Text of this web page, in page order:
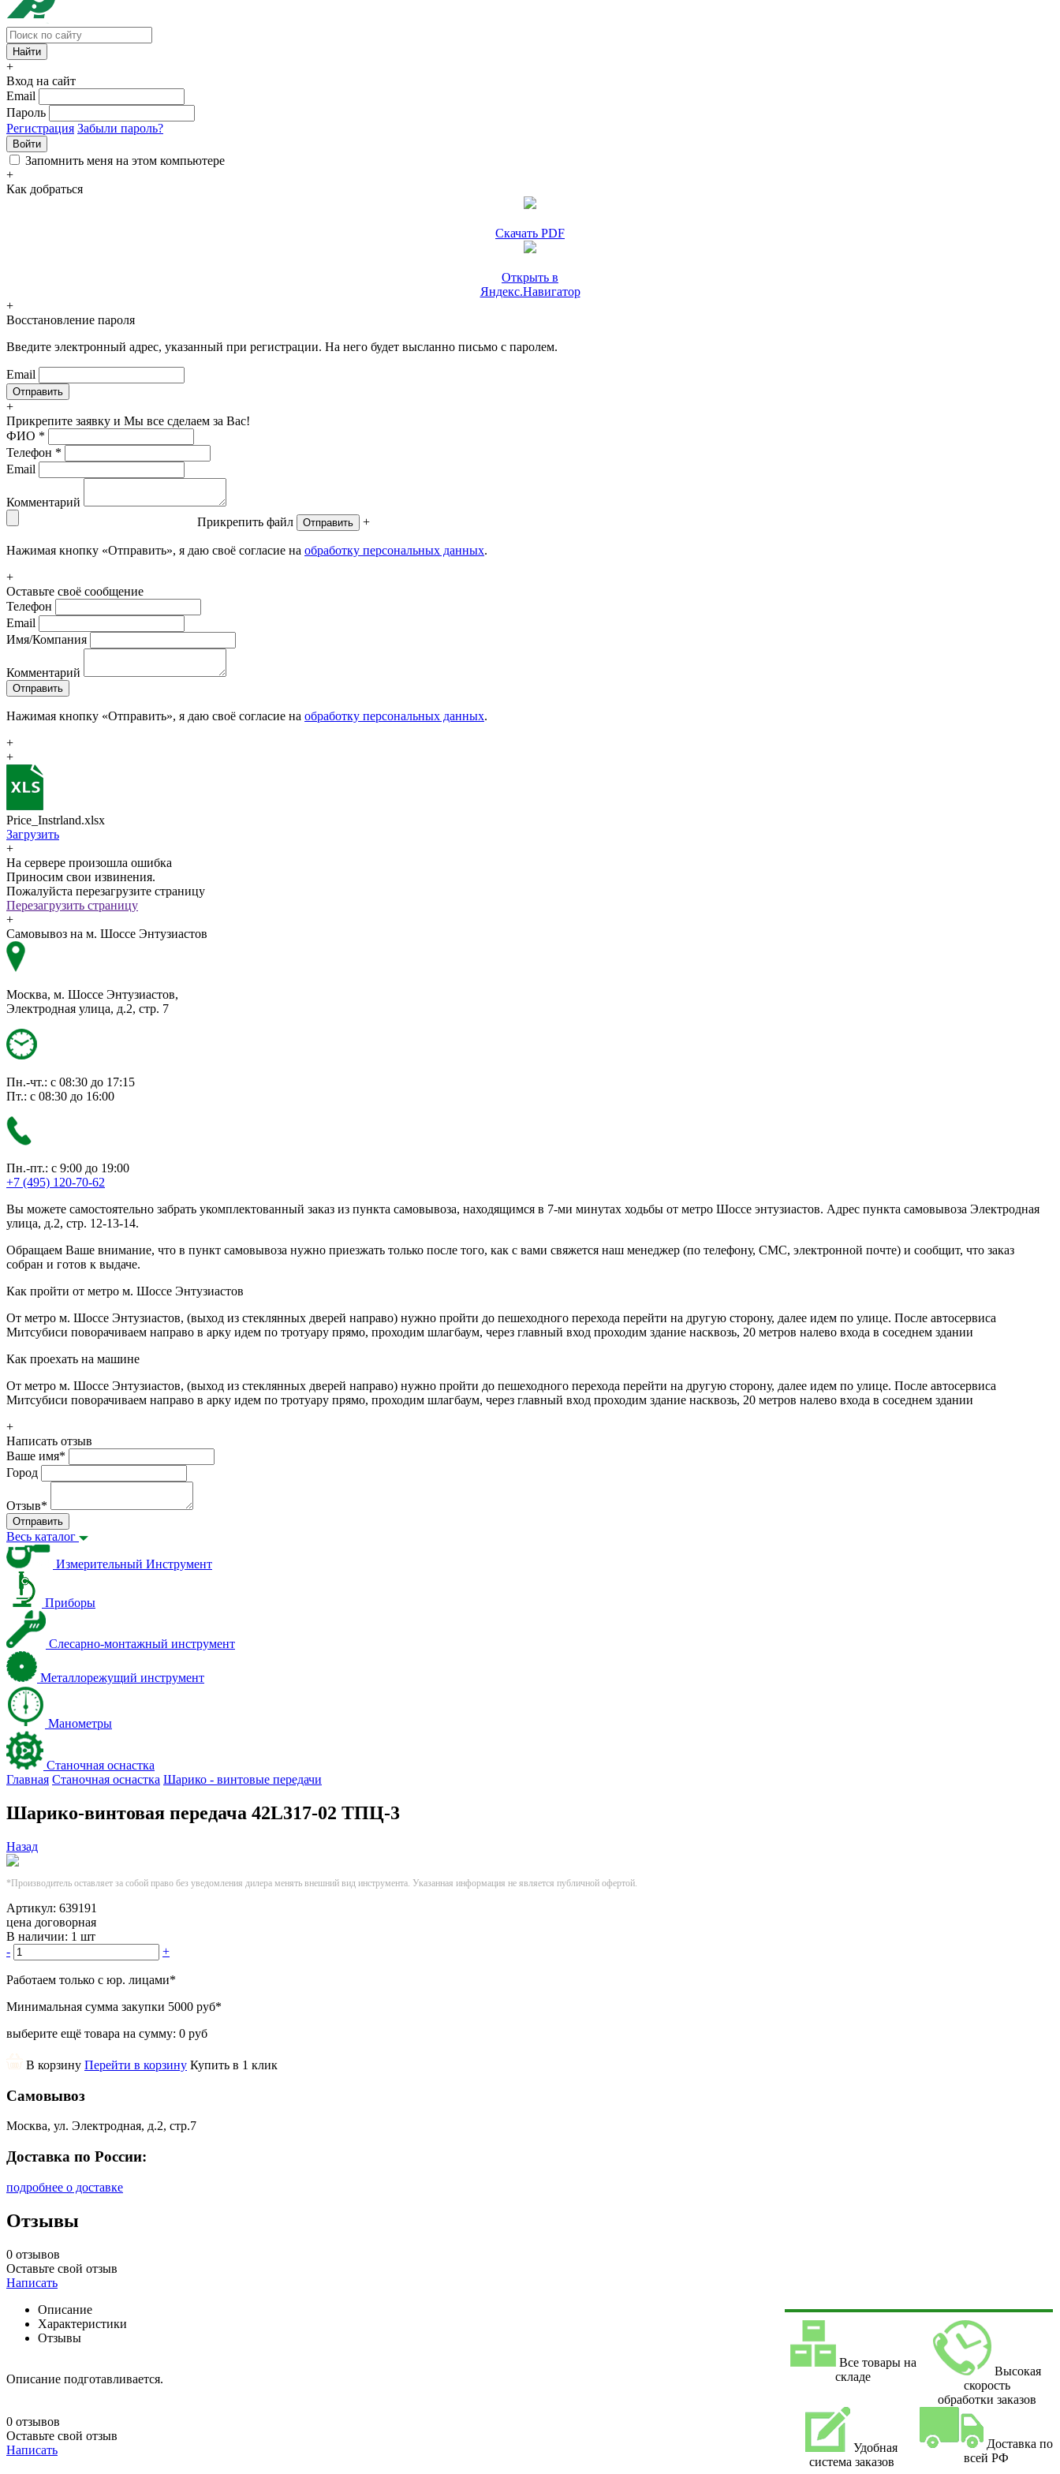
+
Вход на сайт
Email
Пароль
Регистрация Забыли пароль?
Войти
Запомнить меня на этом компьютере
+
Как добраться
Скачать PDF
Открыть в
Яндекс.Навигатор
+
Восстановление пароля
Введите электронный адрес, указанный при регистрации. На него будет высланно письмо с паролем.
Email
+
Прикрепите заявку и Мы все сделаем за Вас!
ФИО *
Телефон *
Email
Комментарий
Прикрепить файл
Отправить +
Нажимая кнопку «Отправить», я даю своё согласие на обработку персональных данных.
+
Оставьте своё сообщение
Телефон
Email
Имя/Компания
Комментарий
Отправить
Нажимая кнопку «Отправить», я даю своё согласие на обработку персональных данных.
+
+
Price_Instrland.xlsx
Загрузить
+
На сервере произошла ошибка
Приносим свои извинения.
Пожалуйста перезагрузите страницу
Перезагрузить страницу
+
Самовывоз на м. Шоссе Энтузиастов
Москва, м. Шоссе Энтузиастов,
Электродная улица, д.2, стр. 7
Пн.-чт.: с 08:30 до 17:15
Пт.: с 08:30 до 16:00
Пн.-пт.: с 9:00 до 19:00
+7 (495) 120-70-62
Вы можете самостоятельно забрать укомплектованный заказ из пункта самовывоза, находящимся в 7-ми минутах ходьбы от метро Шоссе энтузиастов. Адрес пункта самовывоза Электродная
улица, д.2, стр. 12-13-14.
Обращаем Ваше внимание, что в пункт самовывоза нужно приезжать только после того, как с вами свяжется наш менеджер (по телефону, СМС, электронной почте) и сообщит, что заказ
собран и готов к выдаче.
Как пройти от метро м. Шоссе Энтузиастов
От метро м. Шоссе Энтузиастов, (выход из стеклянных дверей направо) нужно пройти до пешеходного перехода перейти на другую сторону, далее идем по улице. После автосервиса
Митсубиси поворачиваем направо в арку идем по тротуару прямо, проходим шлагбаум, через главный вход проходим здание насквозь, 20 метров налево входа в соседнем здании
Как проехать на машине
От метро м. Шоссе Энтузиастов, (выход из стеклянных дверей направо) нужно пройти до пешеходного перехода перейти на другую сторону, далее идем по улице. После автосервиса
Митсубиси поворачиваем направо в арку идем по тротуару прямо, проходим шлагбаум, через главный вход проходим здание насквозь, 20 метров налево входа в соседнем здании
+
Написать отзыв
Ваше имя*
Город
Отзыв*
Отправить
Весь каталог
Измерительный Инструмент
Приборы
Слесарно-монтажный инструмент
Металлорежущий инструмент
Манометры
Станочная оснастка
Главная Станочная оснастка Шарико - винтовые передачи
Шарико-винтовая передача 42L317-02 ТПЦ-3
Назад
*Производитель оставляет за собой право без уведомления дилера менять внешний вид инструмента. Указанная информация не является публичной офертой.
Артикул: 639191
цена договорная
В наличии: 1 шт
-
+
Работаем только с юр. лицами*
Минимальная сумма закупки 5000 руб*
выберите ещё товара на сумму: 0 руб
В корзину Перейти в корзину Купить в 1 клик
Самовывоз
Москва, ул. Электродная, д.2, стр.7
Доставка по России:
подробнее о доставке
Отзывы
0 отзывов
Оставьте свой отзыв
Написать
Описание
Характеристики
Отзывы
Описание подготавливается.
0 отзывов
Оставьте свой отзыв
Написать
Все товары на
складе
Высокая
скорость
обработки заказов
Удобная
система заказов
Доставка по
всей РФ